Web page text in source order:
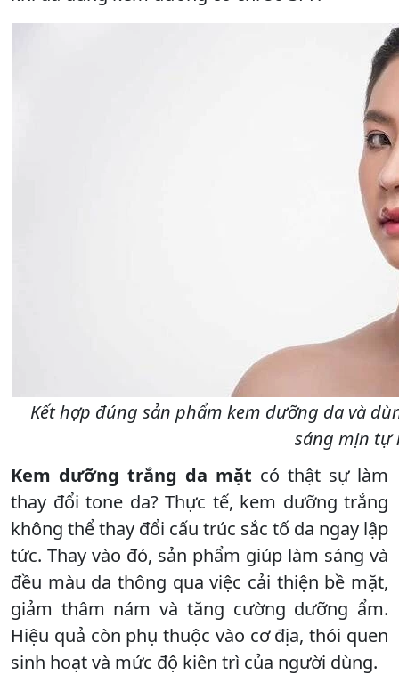
Kết hợp đúng sản phẩm kem dưỡng da và
sáng mịn tự
Kem dưỡng trắng da mặt có thật sự làm
thay đổi tone da? Thực tế, kem dưỡng trắng
không thể thay đổi cấu trúc sắc tố da ngay lập
tức. Thay vào đó, sản phẩm giúp làm sáng và
đều màu da thông qua việc cải thiện bề mặt,
giảm thâm nám và tăng cường dưỡng ẩm.
Hiệu quả còn phụ thuộc vào cơ địa, thói quen
sinh hoạt và mức độ kiên trì của người dùng.